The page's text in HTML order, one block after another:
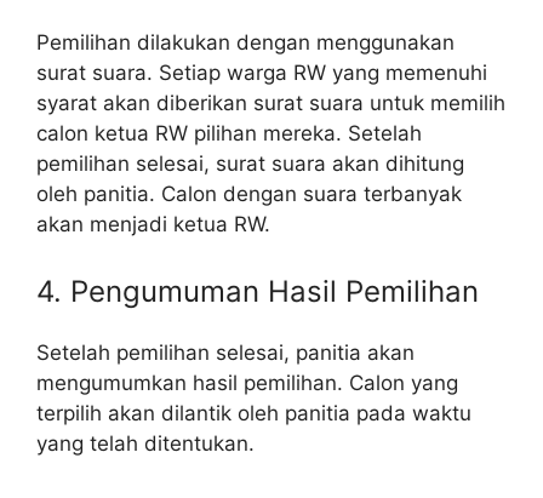
Pemilihan dilakukan dengan menggunakan
surat suara. Setiap warga RW yang memenuhi
syarat akan diberikan surat suara untuk memilih
calon ketua RW pilihan mereka. Setelah
pemilihan selesai, surat suara akan dihitung
oleh panitia. Calon dengan suara terbanyak
akan menjadi ketua RW.
4. Pengumuman Hasil Pemilihan
Setelah pemilihan selesai, panitia akan
mengumumkan hasil pemilihan. Calon yang
terpilih akan dilantik oleh panitia pada waktu
yang telah ditentukan.